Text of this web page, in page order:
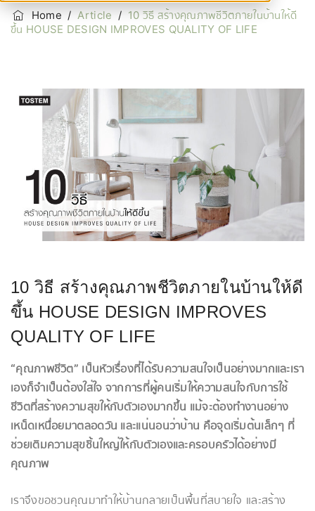
Home /Article / 10 วิธี สร้างคุณภาพชีวิตภายในบ้านให้ดี
ขึ้น HOUSE DESIGN IMPROVES QUALITY OF LIFE
10 วิธี สร้างคุณภาพชีวิตภายในบ้านให้ดี
ขึ้น HOUSE DESIGN IMPROVES
QUALITY OF LIFE
“คุณภาพชีวิต” เป็นหัวเรื่องที่ได้รับความสนใจเป็นอย่างมากและเรา
เองก็จำเป็นต้องใส่ใจ จากการที่ผู้คนเริ่มให้ความสนใจกับการใช้
ชีวิตที่สร้างความสุขให้กับตัวเองมากขึ้น แม้จะต้องทำงานอย่าง
เหน็ดเหนื่อยมาตลอดวัน และแน่นอนว่าบ้าน คือจุดเริ่มต้นเล็กๆ ที่
ช่วยเติมความสุขชิ้นใหญ่ให้กับตัวเองและครอบครัวได้อย่างมี
คุณภาพ
เราจึงขอชวนคุณมาทำให้บ้านกลายเป็นพื้นที่สบายใจ และสร้าง